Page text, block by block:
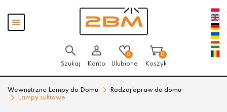
Pokaż
menu
Szukaj Konto
0
Ulubione
0
Koszyk
Wewnętrzne Lampy do Domu
Rodzaj opraw do domu
Lampy sufitowe